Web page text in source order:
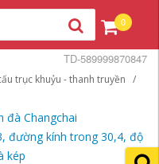
0
trục khuỷu - thanh truyền
đà Changchai
đường kính trong 30,4, độ
kép
TD-589999870847